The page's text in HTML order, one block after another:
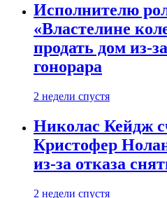
Исполнителю
«Властелине
продать дом из-
гонорара
2 недели спустя
Николас Кейдж
Кристофер
из-за отказа
2 недели спустя